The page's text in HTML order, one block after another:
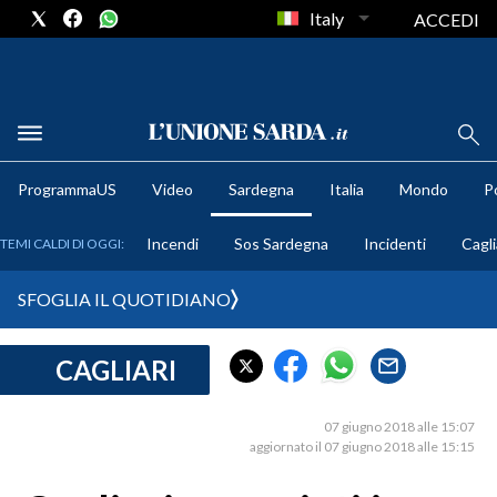
METEO
CRONACA SARDEGNA
Italy ACCEDI
ProgrammaUS Video Sardegna Italia Mondo
TEMI CALDI DI OGGI: Incendi Sos Sardegna Incidenti
SFOGLIA IL QUOTIDIANO
CAGLIARI
07 giugno 2018 alle 15:07
aggiornato il 07 giugno 2018 alle 15:15